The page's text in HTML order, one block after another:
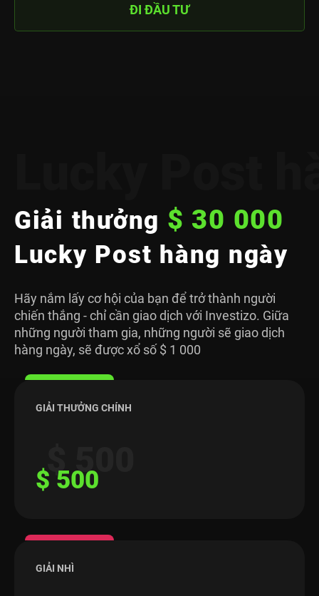
ĐI ĐẦU TƯ
Giải thưởng $ 30 000
Lucky Post hàng ngày
Hãy nắm lấy cơ hội của bạn để trở thành người
chiến thắng - chỉ cần giao dịch với Investizo. Giữa
những người tham gia, những người sẽ giao dịch
hàng ngày, sẽ được xổ số $ 1 000
GIẢI THƯỞNG CHÍNH
$ 500
$ 500
GIẢI NHÌ